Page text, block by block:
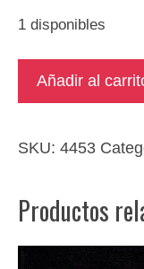
1 disponibles
la
cantidad
Añadir al
SKU: 4453
Productos